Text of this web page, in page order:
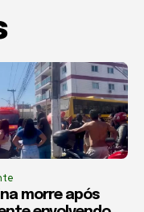
morre após